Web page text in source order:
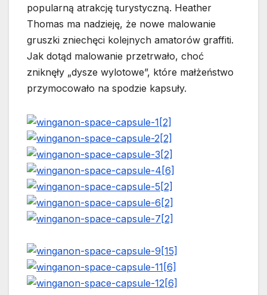
popularną atrakcję turystyczną. Heather
Thomas ma nadzieję, że nowe malowanie
gruszki zniechęci kolejnych amatorów graffiti.
Jak dotąd malowanie przetrwało, choć
zniknęły „dysze wylotowe”, które małżeństwo
przymocowało na spodzie kapsuły.